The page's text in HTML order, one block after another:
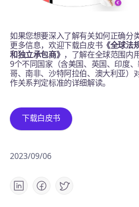
2023/09/06
如果您想要深入了解有关如何正确分
更多信息，欢迎下载白皮书 《全球法
和独立承包商》 ，了解在全球范围内
9个不同国家（含美国、英国、印度
哥、南非、沙特阿拉伯、澳大利亚）
作关系判定标准的详细解读。
下载白皮书